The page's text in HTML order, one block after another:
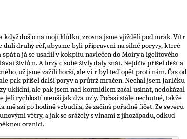
když došlo na mojí hlídku, zrovna jsme vjížděli pod mrak. Vítr
dali druhý réf, abysme byli připraveni na silné poryvy, které
a já se usadil v kokpitu navlečen do Moiry a igelitového
živlům. A brzy o sobě živly daly znát. Nejdřív přišel déšť a
už jsme zažili horší, ale vítr byl teď opět proti nám. Čas od
pak přišel další poryv a průtrž mračen. Nechal jsem Janičku
uklidní, ale pak jsem nad kormidlem začal usínat, nedokázal
jeli rychlostí menší jak dva uzly. Počasí stále nechutné, takže
mě asi po hodině vzbudila, že začíná pořádně fičet. Ze severu
větry, a jak se srážely s vlnami z jihozápadu, odkud
oranici.